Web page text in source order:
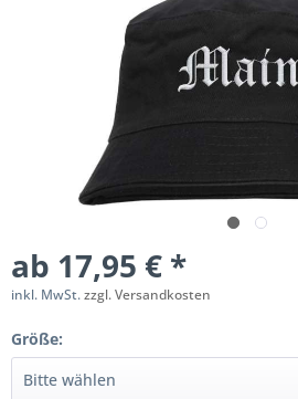
ab 17,95 € *
inkl. MwSt.zzgl. Versandkosten
Größe: